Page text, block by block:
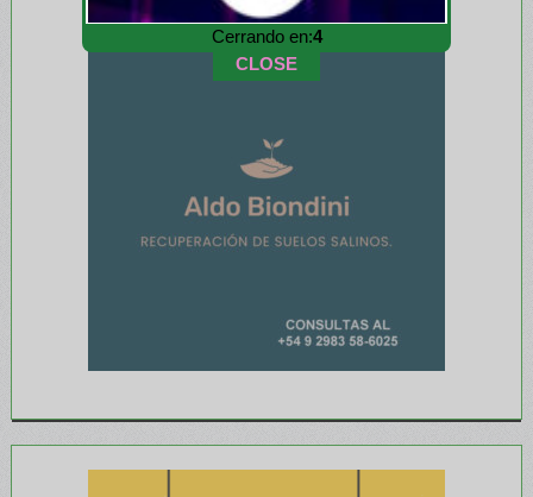
Cerrando en:1
CLOSE